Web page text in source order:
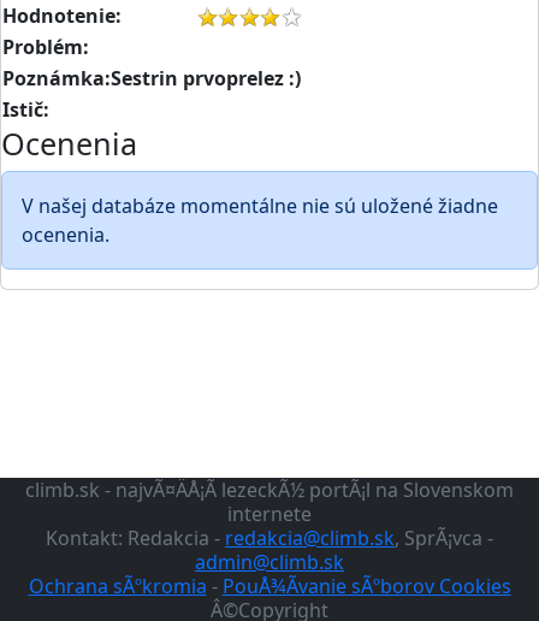
Hodnotenie:
Problém:
Poznámka:Sestrin prvoprelez :)
Istič:
Ocenenia
V našej databáze momentálne nie sú uložené žiadne
ocenenia.
climb.sk - najvÃ¤ÄÅ¡Ã­ lezeckÃ½ portÃ¡l na Slovenskom
internete
Kontakt: Redakcia - redakcia@climb.sk, SprÃ¡vca -
admin@climb.sk
Ochrana sÃºkromia - PouÅ¾Ã­vanie sÃºborov Cookies
Â©Copyright